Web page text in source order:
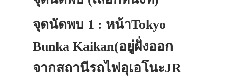
จุดนัดพบ 1 : หน้าTokyo
Bunka Kaikan(อยู่ฝั่งออก
จากสถานีรถไฟอุเอโนะJR